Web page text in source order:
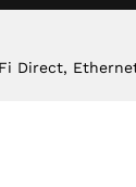
Fi Direct,